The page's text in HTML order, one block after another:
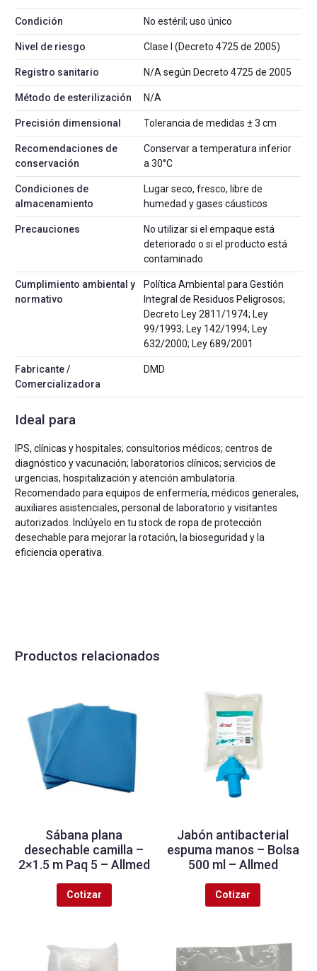
Condición No estéril; uso único
Nivel de riesgo Clase I (Decreto 4725 de 2005)
Registro sanitario N/A según Decreto 4725 de 2005
Método de esterilización N/A
Precisión dimensional Tolerancia de medidas ± 3 cm
Recomendaciones de
conservación
Conservar a temperatura inferior
a 30°C
Condiciones de
almacenamiento
Lugar seco, fresco, libre de
humedad y gases cáusticos
Precauciones
No utilizar si el empaque está
deteriorado o si el producto está
contaminado
Cumplimiento ambiental y
normativo
Política Ambiental para Gestión
Integral de Residuos Peligrosos;
Decreto Ley 2811/1974; Ley
99/1993; Ley 142/1994; Ley
632/2000; Ley 689/2001
Fabricante /
Comercializadora
DMD
Ideal para
IPS, clínicas y hospitales; consultorios médicos; centros de
diagnóstico y vacunación; laboratorios clínicos; servicios de
urgencias, hospitalización y atención ambulatoria.
Recomendado para equipos de enfermería, médicos generales,
auxiliares asistenciales, personal de laboratorio y visitantes
autorizados. Inclúyelo en tu stock de ropa de protección
desechable para mejorar la rotación, la bioseguridad y la
eficiencia operativa.
Productos relacionados
Sábana plana
desechable camilla –
2×1.5 m Paq 5 – Allmed
Cotizar
Jabón antibacterial
espuma manos – Bolsa
500 ml – Allmed
Cotizar